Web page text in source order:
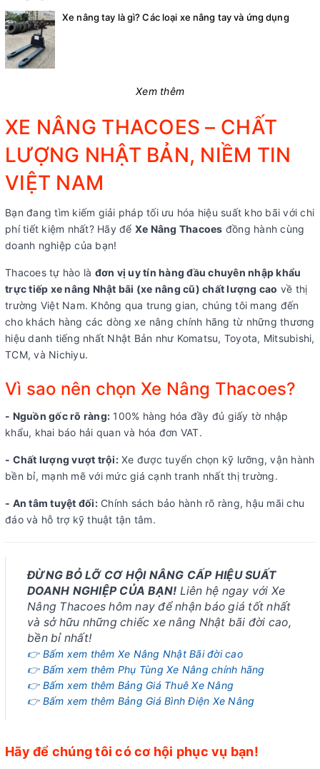
Xe nâng tay là gì? Các loại xe nâng tay và ứng dụng
Xem thêm
XE NÂNG THACOES – CHẤT
LƯỢNG NHẬT BẢN, NIỀM TIN
VIỆT NAM
Bạn đang tìm kiếm giải pháp tối ưu hóa hiệu suất kho bãi với chi
phí tiết kiệm nhất? Hãy để Xe Nâng Thacoes đồng hành cùng
doanh nghiệp của bạn!
Thacoes tự hào là đơn vị uy tín hàng đầu chuyên nhập khẩu
trực tiếp xe nâng Nhật bãi (xe nâng cũ) chất lượng cao về thị
trường Việt Nam. Không qua trung gian, chúng tôi mang đến
cho khách hàng các dòng xe nâng chính hãng từ những thương
hiệu danh tiếng nhất Nhật Bản như Komatsu, Toyota, Mitsubishi,
TCM, và Nichiyu.
Vì sao nên chọn Xe Nâng Thacoes?
- Nguồn gốc rõ ràng: 100% hàng hóa đầy đủ giấy tờ nhập
khẩu, khai báo hải quan và hóa đơn VAT.
- Chất lượng vượt trội:Xe được tuyển chọn kỹ lưỡng, vận hành
bền bỉ, mạnh mẽ với mức giá cạnh tranh nhất thị trường.
- An tâm tuyệt đối:Chính sách bảo hành rõ ràng, hậu mãi chu
đáo và hỗ trợ kỹ thuật tận tâm.
ĐỪNG BỎ LỠ CƠ HỘI NÂNG CẤP HIỆU SUẤT
DOANH NGHIỆP CỦA BẠN! Liên hệ ngay với Xe
Nâng Thacoes hôm nay để nhận báo giá tốt nhất
và sở hữu những chiếc xe nâng Nhật bãi đời cao,
bền bỉ nhất!
👉 Bấm xem thêm Xe Nâng Nhật Bãi đời cao
👉 Bấm xem thêm Phụ Tùng Xe Nâng chính hãng
👉 Bấm xem thêm Bảng Giá Thuê Xe Nâng
👉 Bấm xem thêm Bảng Giá Bình Điện Xe Nâng
Hãy để chúng tôi có cơ hội phục vụ bạn!